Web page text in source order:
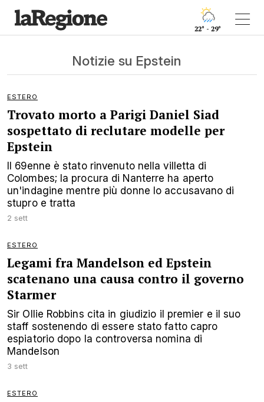
22° - 29°
Notizie su Epstein
ESTERO
Trovato morto a Parigi Daniel Siad
sospettato di reclutare modelle per
Epstein
Il 69enne è stato rinvenuto nella villetta di
Colombes; la procura di Nanterre ha aperto
un'indagine mentre più donne lo accusavano di
stupro e tratta
2 sett
ESTERO
Legami fra Mandelson ed Epstein
scatenano una causa contro il governo
Starmer
Sir Ollie Robbins cita in giudizio il premier e il suo
staff sostenendo di essere stato fatto capro
espiatorio dopo la controversa nomina di
Mandelson
3 sett
ESTERO